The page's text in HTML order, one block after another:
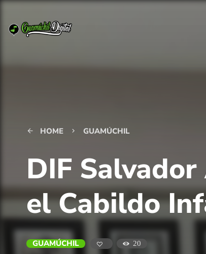
arrow_back HOME keyboard_arrow_right GUAMÚCHIL
DIF
el Cabildo
GUAMÚCHIL 20